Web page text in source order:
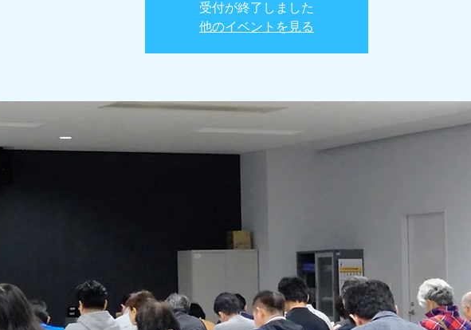
受付が終了しました
他のイベントを見る